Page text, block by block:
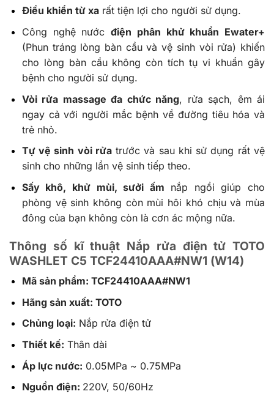
Điều khiển từ xarất tiện lợi cho người sử dụng.
Công nghệ nướcđiện phân khử khuẩn Ewater+
(Phun tráng lòng bàn cầu và vệ sinh vòi rửa) khiến
cho lòng bàn cầu không còn tích tụ vi khuẩn gây
bệnh cho người sử dụng.
Vòi rửa massage đa chức năng, rửa sạch, êm ái
ngay cả với người mắc bệnh về đường tiêu hóa và
trẻ nhỏ.
Tự vệ sinh vòi rửatrước và sau khi sử dụng rất vệ
sinh cho những lần vệ sinh tiếp theo.
Sấy khô, khử mùi, sưởi ấm nắp ngồi giúp cho
phòng vệ sinh không còn mùi hôi khó chịu và mùa
đông của bạn không còn là cơn ác mộng nữa.
Thông số kĩ thuật Nắp rửa điện tử TOTO
WASHLET C5 TCF24410AAA#NW1 (W14)
Mã sản phẩm: TCF24410AAA#NW1
Hãng sản xuất: TOTO
Chủng loại: Nắp rửa điện tử
Thiết kế: Thân dài
Áp lực nước: 0.05MPa ~ 0.75MPa
Nguồn điện: 220V, 50/60Hz